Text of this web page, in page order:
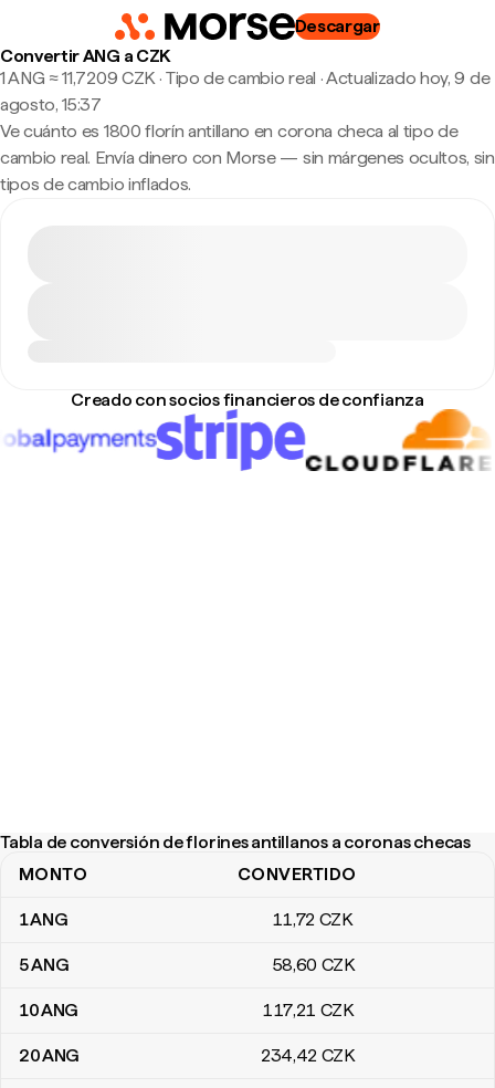
Descargar
Convertir ANG a CZK
1 ANG ≈ 11,7209 CZK · Tipo de cambio real ·Actualizado hoy, 9 de
agosto, 15:37
Ve cuánto es 1800 florín antillano en corona checa al tipo de
cambio real. Envía dinero con Morse — sin márgenes ocultos, sin
tipos de cambio inflados.
Creado con socios financieros de confianza
Tabla de conversión de florines antillanos a coronas checas
Tabla de conversión de florines antillanos a coronas checas
MONTO CONVERTIDO
1ANG 11,72 CZK
5ANG 58,60 CZK
10ANG 117,21 CZK
20ANG 234,42 CZK